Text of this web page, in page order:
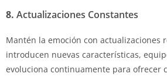
8. Actualizaciones Constantes
Mantén la emoción con actualizaciones
introducen nuevas características,
evoluciona continuamente para ofrecer